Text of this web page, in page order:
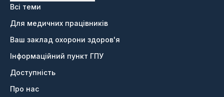
Всі теми
Для медичних працівників
Ваш заклад охорони здоров'я
Інформаційний пункт ГПУ
Доступність
Про нас